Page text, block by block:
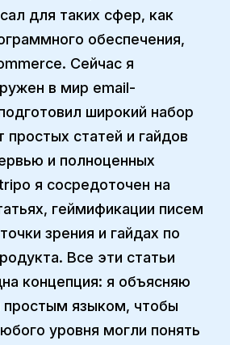
для таких сфер, как
обеспечения,
Сейчас я
в мир email-
широкий набор
простых статей и гайдов
и полноценных
я сосредоточен на
геймификации писем
зрения и гайдах по
Все эти статьи
концепция: я объясняю
языком, чтобы
уровня могли понять